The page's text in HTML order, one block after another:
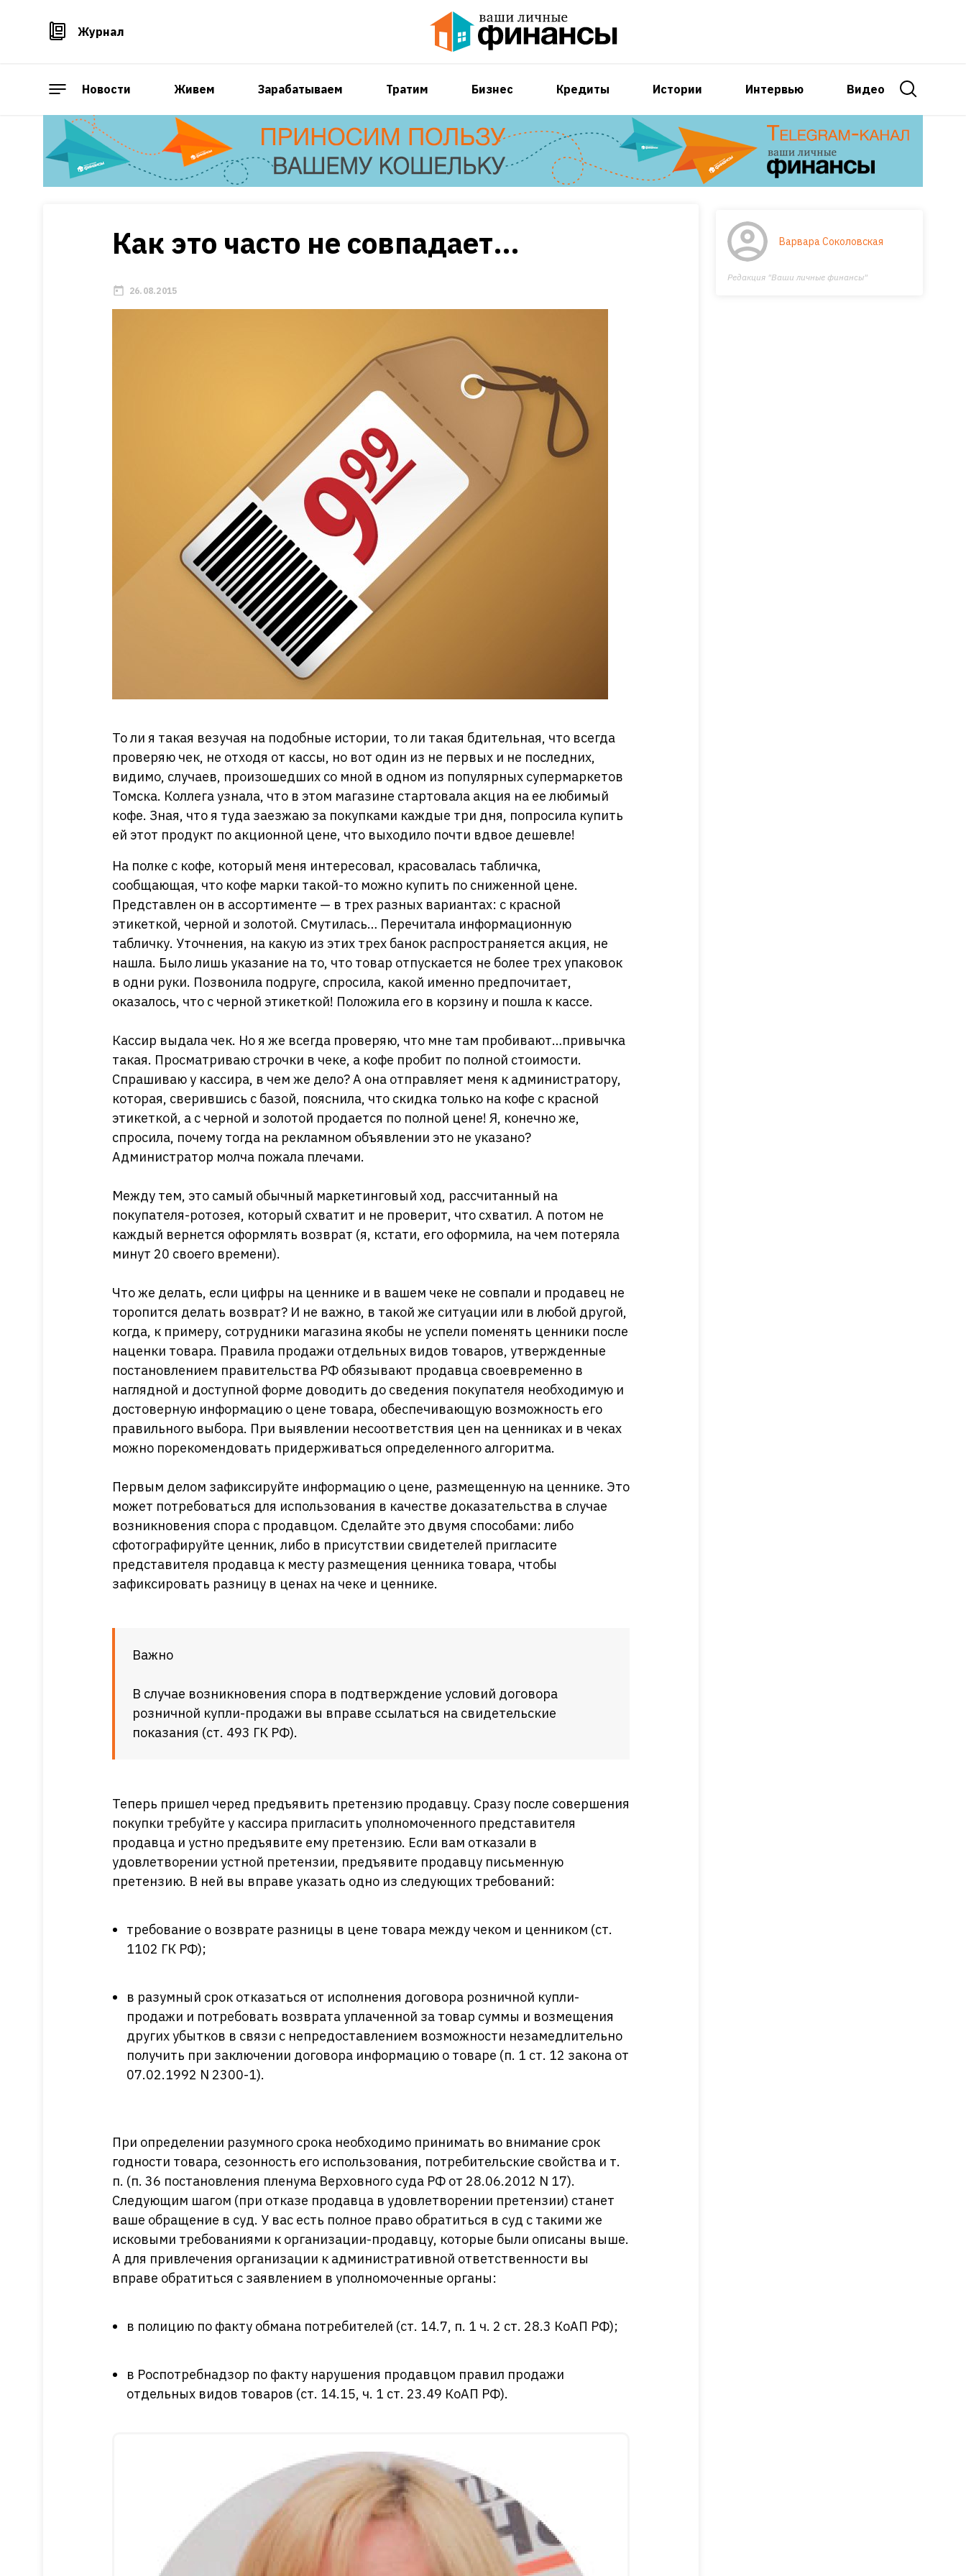
Журнал
Новости Живем Зарабатываем Тратим Бизнес Кредиты Истории Интервью Видео
Как это часто не совпадает…
26.08.2015
Варвара Соколовская
Редакция "Ваши личные финансы"
То ли я такая везучая на подобные истории, то ли такая бдительная, что всегда
проверяю чек, не отходя от кассы, но вот один из не первых и не последних,
видимо, случаев, произошедших со мной в одном из популярных супермаркетов
Томска. Коллега узнала, что в этом магазине стартовала акция на ее любимый
кофе. Зная, что я туда заезжаю за покупками каждые три дня, попросила купить
ей этот продукт по акционной цене, что выходило почти вдвое дешевле!
На полке с кофе, который меня интересовал, красовалась табличка,
сообщающая, что кофе марки такой-то можно купить по сниженной цене.
Представлен он в ассортименте — в трех разных вариантах: с красной
этикеткой, черной и золотой. Смутилась… Перечитала информационную
табличку. Уточнения, на какую из этих трех банок распространяется акция, не
нашла. Было лишь указание на то, что товар отпускается не более трех упаковок
в одни руки. Позвонила подруге, спросила, какой именно предпочитает,
оказалось, что с черной этикеткой! Положила его в корзину и пошла к кассе.
Кассир выдала чек. Но я же всегда проверяю, что мне там пробивают…привычка
такая. Просматриваю строчки в чеке, а кофе пробит по полной стоимости.
Спрашиваю у кассира, в чем же дело? А она отправляет меня к администратору,
которая, сверившись с базой, пояснила, что скидка только на кофе с красной
этикеткой, а с черной и золотой продается по полной цене! Я, конечно же,
спросила, почему тогда на рекламном объявлении это не указано?
Администратор молча пожала плечами.
Между тем, это самый обычный маркетинговый ход, рассчитанный на
покупателя-ротозея, который схватит и не проверит, что схватил. А потом не
каждый вернется оформлять возврат (я, кстати, его оформила, на чем потеряла
минут 20 своего времени).
Что же делать, если цифры на ценнике и в вашем чеке не совпали и продавец не
торопится делать возврат? И не важно, в такой же ситуации или в любой другой,
когда, к примеру, сотрудники магазина якобы не успели поменять ценники после
наценки товара. Правила продажи отдельных видов товаров, утвержденные
постановлением правительства РФ обязывают продавца своевременно в
наглядной и доступной форме доводить до сведения покупателя необходимую и
достоверную информацию о цене товара, обеспечивающую возможность его
правильного выбора. При выявлении несоответствия цен на ценниках и в чеках
можно порекомендовать придерживаться определенного алгоритма.
Первым делом зафиксируйте информацию о цене, размещенную на ценнике. Это
может потребоваться для использования в качестве доказательства в случае
возникновения спора с продавцом. Сделайте это двумя способами: либо
сфотографируйте ценник, либо в присутствии свидетелей пригласите
представителя продавца к месту размещения ценника товара, чтобы
зафиксировать разницу в ценах на чеке и ценнике.
Важно
В случае возникновения спора в подтверждение условий договора
розничной купли-продажи вы вправе ссылаться на свидетельские
показания (ст. 493 ГК РФ).
Теперь пришел черед предъявить претензию продавцу. Сразу после совершения
покупки требуйте у кассира пригласить уполномоченного представителя
продавца и устно предъявите ему претензию. Если вам отказали в
удовлетворении устной претензии, предъявите продавцу письменную
претензию. В ней вы вправе указать одно из следующих требований:
требование о возврате разницы в цене товара между чеком и ценником (ст.
1102 ГК РФ);
в разумный срок отказаться от исполнения договора розничной купли-
продажи и потребовать возврата уплаченной за товар суммы и возмещения
других убытков в связи с непредоставлением возможности незамедлительно
получить при заключении договора информацию о товаре (п. 1 ст. 12 закона от
07.02.1992 N 2300-1).
При определении разумного срока необходимо принимать во внимание срок
годности товара, сезонность его использования, потребительские свойства и т.
п. (п. 36 постановления пленума Верховного суда РФ от 28.06.2012 N 17).
Следующим шагом (при отказе продавца в удовлетворении претензии) станет
ваше обращение в суд. У вас есть полное право обратиться в суд с такими же
исковыми требованиями к организации-продавцу, которые были описаны выше.
А для привлечения организации к административной ответственности вы
вправе обратиться с заявлением в уполномоченные органы:
в полицию по факту обмана потребителей (ст. 14.7, п. 1 ч. 2 ст. 28.3 КоАП РФ);
в Роспотребнадзор по факту нарушения продавцом правил продажи
отдельных видов товаров (ст. 14.15, ч. 1 ст. 23.49 КоАП РФ).